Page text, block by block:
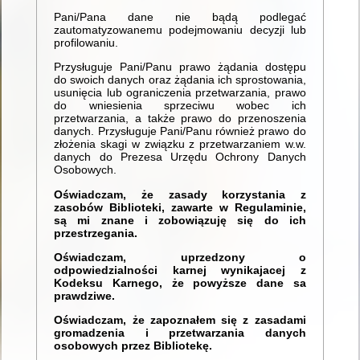
Pani/Pana dane nie bądą podlegać
zautomatyzowanemu podejmowaniu decyzji lub
profilowaniu.
Przysługuje Pani/Panu prawo żądania dostępu
do swoich danych oraz żądania ich sprostowania,
usunięcia lub ograniczenia przetwarzania, prawo
do wniesienia sprzeciwu wobec ich
przetwarzania, a także prawo do przenoszenia
danych. Przysługuje Pani/Panu również prawo do
złożenia skagi w związku z przetwarzaniem w.w.
danych do Prezesa Urzędu Ochrony Danych
Osobowych.
Oświadczam, że zasady korzystania z
zasobów Biblioteki, zawarte w Regulaminie,
są mi znane i zobowiązuję się do ich
przestrzegania.
Oświadczam, uprzedzony o
odpowiedzialności karnej wynikajacej z
Kodeksu Karnego, że powyższe dane sa
prawdziwe.
Oświadczam, że zapoznałem się z zasadami
gromadzenia i przetwarzania danych
osobowych przez Bibliotekę.